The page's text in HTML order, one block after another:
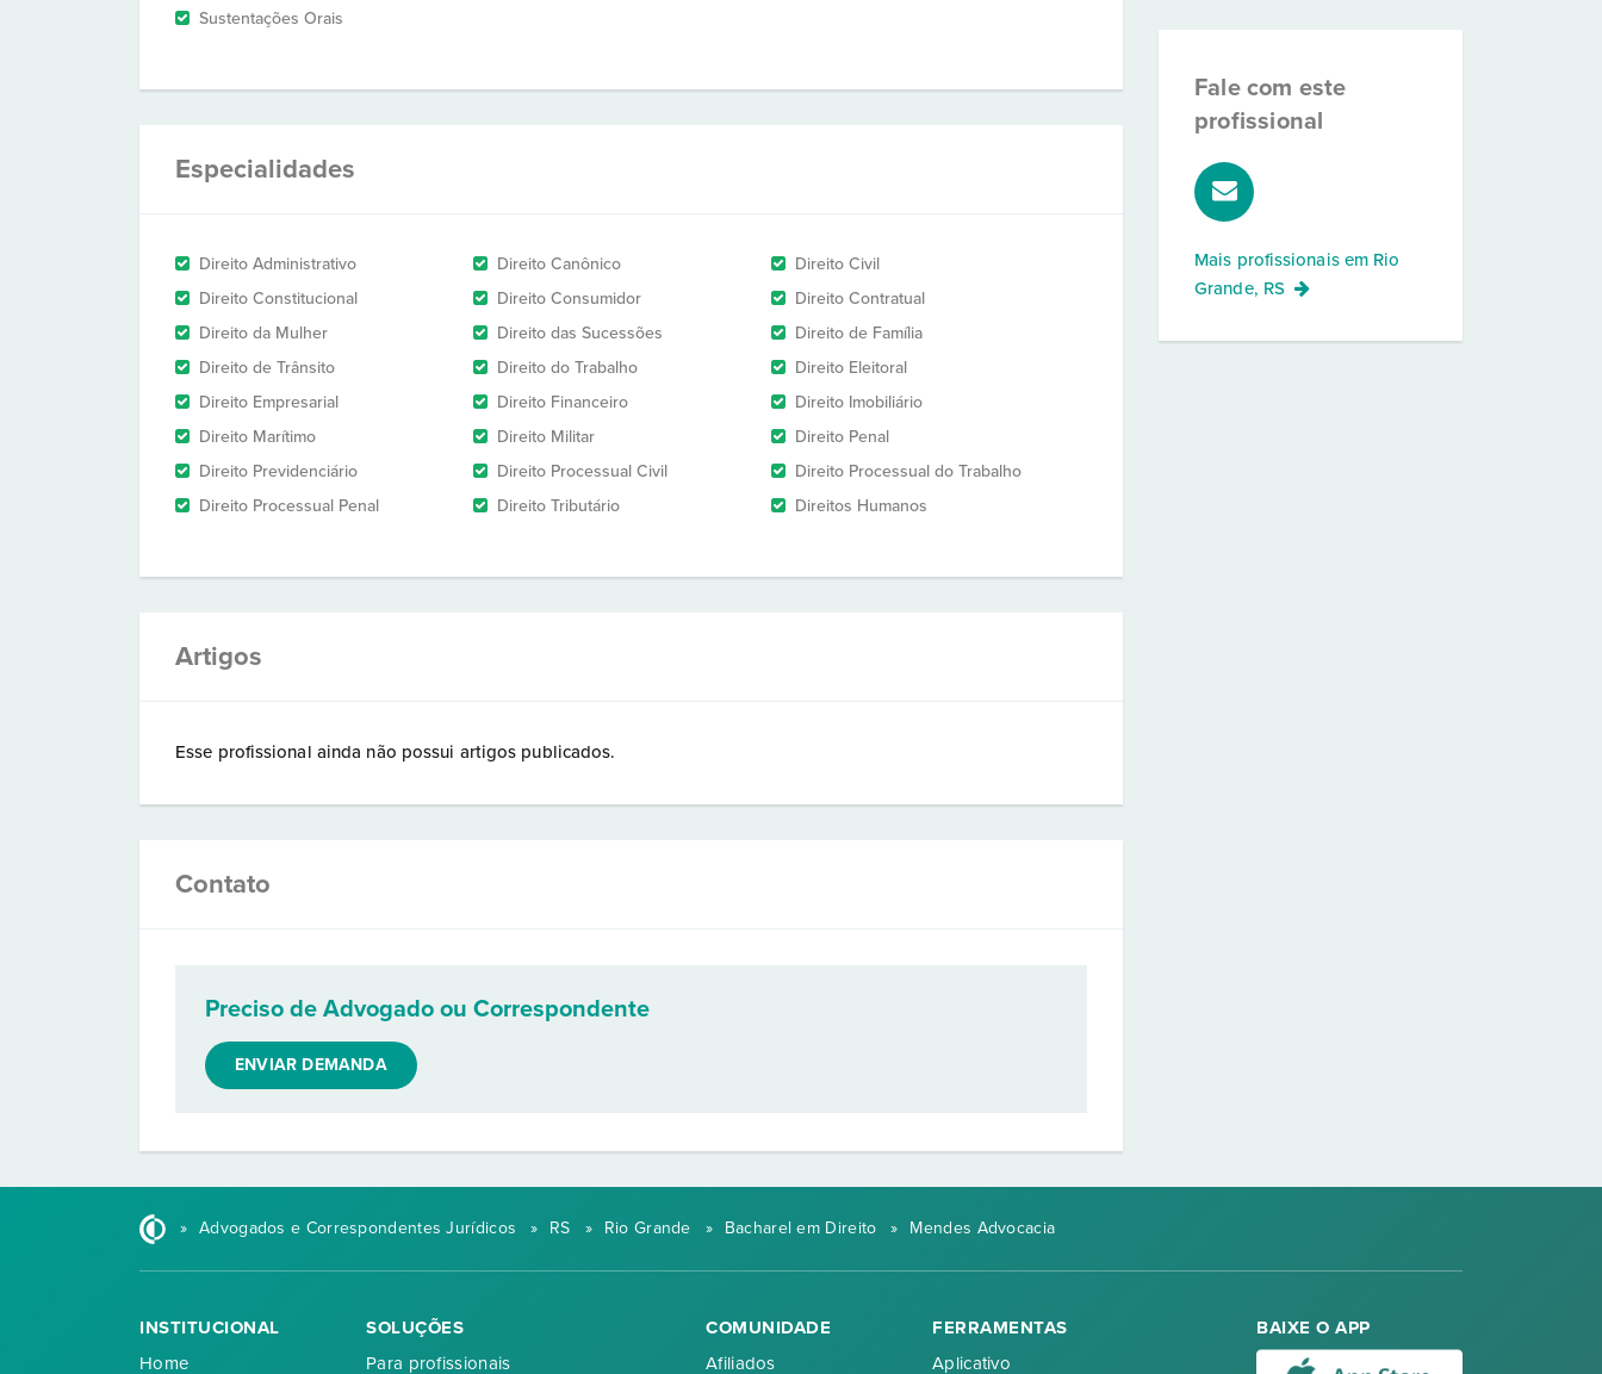
Sustentações Orais
Especialidades
Direito Administrativo Direito Canônico
Direito Civil
Direito Constitucional
Direito Consumidor
Direito Contratual
Direito da Mulher
Direito das Sucessões
Direito de Família
Direito de Trânsito
Direito do Trabalho
Direito Eleitoral
Direito Empresarial
Direito Financeiro
Direito Imobiliário
Direito Marítimo
Direito Militar
Direito Penal
Direito Previdenciário
Direito Processual Civil
Direito Processual do Trabalho
Direito Processual Penal
Direito Tributário Direitos Humanos
Artigos
Esse profissional ainda não possui artigos publicados.
Contato
Preciso de Advogado ou Correspondente
ENVIAR DEMANDA
Fale com este
profissional
Mais profissionais em Rio
Grande, RS
» Advogados e Correspondentes Jurídicos » RS » Rio Grande » Bacharel em Direito » Mendes Advocacia
INSTITUCIONAL
Home
SOLUÇÕES
Para profissionais
COMUNIDADE
Afiliados
FERRAMENTAS
Aplicativo
BAIXE O APP